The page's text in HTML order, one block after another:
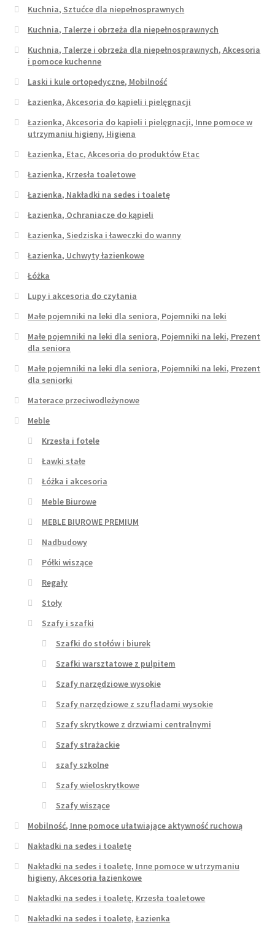
Kuchnia, Sztućce dla niepełnosprawnych
Kuchnia, Talerze i obrzeża dla niepełnosprawnych
Kuchnia, Talerze i obrzeża dla niepełnosprawnych, Akcesoria
i pomoce kuchenne
Laski i kule ortopedyczne, Mobilność
Łazienka, Akcesoria do kąpieli i pielęgnacji
Łazienka, Akcesoria do kąpieli i pielęgnacji, Inne pomoce w
utrzymaniu higieny, Higiena
Łazienka, Etac, Akcesoria do produktów Etac
Łazienka, Krzesła toaletowe
Łazienka, Nakładki na sedes i toaletę
Łazienka, Ochraniacze do kąpieli
Łazienka, Siedziska i ławeczki do wanny
Łazienka, Uchwyty łazienkowe
Łóżka
Lupy i akcesoria do czytania
Małe pojemniki na leki dla seniora, Pojemniki na leki
Małe pojemniki na leki dla seniora, Pojemniki na leki, Prezent
dla seniora
Małe pojemniki na leki dla seniora, Pojemniki na leki, Prezent
dla seniorki
Materace przeciwodleżynowe
Meble
Krzesła i fotele
Ławki stałe
Łóżka i akcesoria
Meble Biurowe
MEBLE BIUROWE PREMIUM
Nadbudowy
Półki wiszące
Regały
Stoły
Szafy i szafki
Szafki do stołów i biurek
Szafki warsztatowe z pulpitem
Szafy narzędziowe wysokie
Szafy narzędziowe z szufladami wysokie
Szafy skrytkowe z drzwiami centralnymi
Szafy strażackie
szafy szkolne
Szafy wieloskrytkowe
Szafy wiszące
Mobilność, Inne pomoce ułatwiające aktywność ruchową
Nakładki na sedes i toaletę
Nakładki na sedes i toaletę, Inne pomoce w utrzymaniu
higieny, Akcesoria łazienkowe
Nakładki na sedes i toaletę, Krzesła toaletowe
Nakładki na sedes i toaletę, Łazienka